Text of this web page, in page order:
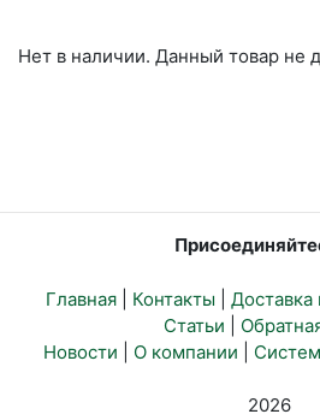
Нет в наличии. Данный товар не
Главная Контакты Доставка
Статьи
Новости
О компании
2026